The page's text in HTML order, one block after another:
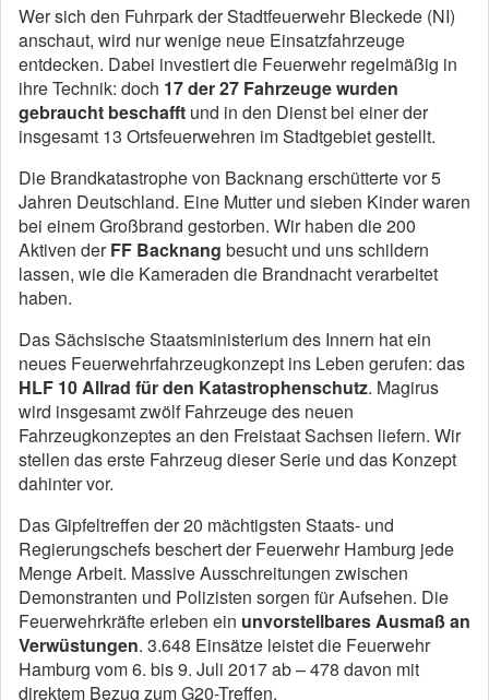
Wer sich den Fuhrpark der Stadtfeuerwehr Bleckede (NI)
anschaut, wird nur wenige neue Einsatzfahrzeuge
entdecken. Dabei investiert die Feuerwehr regelmäßig in
ihre Technik: doch 17 der 27 Fahrzeuge wurden
gebraucht beschafft und in den Dienst bei einer der
insgesamt 13 Ortsfeuerwehren im Stadtgebiet gestellt.
Die Brandkatastrophe von Backnang erschütterte vor 5
Jahren Deutschland. Eine Mutter und sieben Kinder waren
bei einem Großbrand gestorben. Wir haben die 200
Aktiven derFF Backnang besucht und uns schildern
lassen, wie die Kameraden die Brandnacht verarbeitet
haben.
Das Sächsische Staatsministerium des Innern hat ein
neues Feuerwehrfahrzeugkonzept ins Leben gerufen: das
HLF 10 Allrad für den Katastrophenschutz. Magirus
wird insgesamt zwölf Fahrzeuge des neuen
Fahrzeugkonzeptes an den Freistaat Sachsen liefern. Wir
stellen das erste Fahrzeug dieser Serie und das Konzept
dahinter vor.
Das Gipfeltreffen der 20 mächtigsten Staats- und
Regierungschefs beschert der Feuerwehr Hamburg jede
Menge Arbeit. Massive Ausschreitungen zwischen
Demonstranten und Polizisten sorgen für Aufsehen. Die
Feuerwehrkräfte erleben ein unvorstellbares Ausmaß an
Verwüstungen. 3.648 Einsätze leistet die Feuerwehr
Hamburg vom 6. bis 9. Juli 2017 ab – 478 davon mit
direktem Bezug zum G20-Treffen.